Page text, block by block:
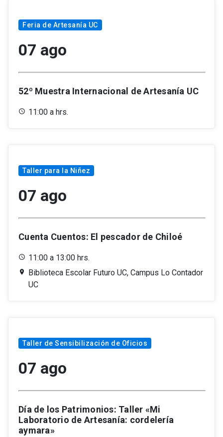
Feria de Artesanía UC
07 ago
52º Muestra Internacional de Artesanía UC
11:00 a hrs.
Taller para la Niñez
07 ago
Cuenta Cuentos: El pescador de Chiloé
11:00 a 13:00 hrs.
Biblioteca Escolar Futuro UC, Campus Lo Contador
UC
Taller de Sensibilización de Oficios
07 ago
Día de los Patrimonios: Taller «Mi
Laboratorio de Artesanía: cordelería
aymara»